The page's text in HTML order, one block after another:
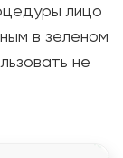
лицо
в зеленом
не